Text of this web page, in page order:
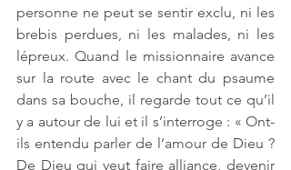
personne ne peut se sentir exclu, ni les
brebis perdues, ni les malades, ni les
lépreux. Quand le missionnaire avance
sur la route avec le chant du psaume
dans sa bouche, il regarde tout ce qu’il
y a autour de lui et il s’interroge : « Ont-
ils entendu parler de l’amour de Dieu ?
De Dieu qui veut faire alliance, devenir